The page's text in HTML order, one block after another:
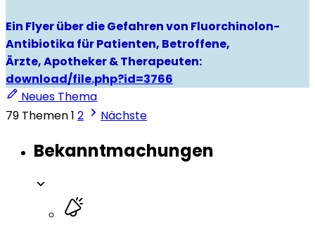
Ein Flyer über die Gefahren von Fluorchinolon-
Antibiotika für Patienten, Betroffene,
Ärzte, Apotheker & Therapeuten:
download/file.php?id=3766
Neues Thema
79 Themen1 2 Nächste
Bekanntmachungen